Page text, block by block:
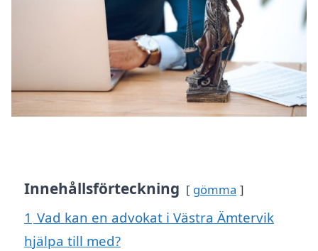
Innehållsförteckning gömma
1 Vad kan en advokat i Västra Ämtervik
hjälpa till med?